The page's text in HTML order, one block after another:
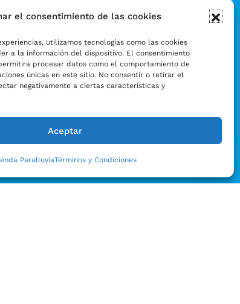
el consentimiento de las cookies
utilizamos tecnologías como las cookies
a la información del dispositivo. El consentimiento
procesar datos como el comportamiento de
únicas en este sitio. No consentir o retirar el
negativamente a ciertas características y
Aceptar
ParalluviaTérminos y Condiciones